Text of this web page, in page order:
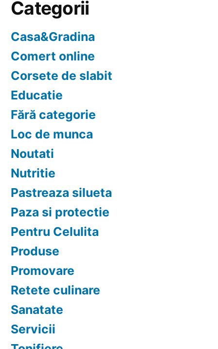
Categorii
Casa&Gradina
Comert online
Corsete de slabit
Educatie
Fără categorie
Loc de munca
Noutati
Nutritie
Pastreaza silueta
Paza si protectie
Pentru Celulita
Produse
Promovare
Retete culinare
Sanatate
Servicii